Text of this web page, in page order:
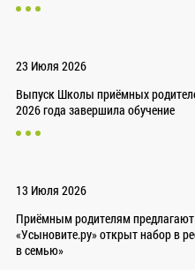
23 Июля 2026
Выпуск Школы приёмных
2026 года завершила обучение
13 Июля 2026
Приёмным родителям
«Усыновите.ру» открыт набор в
в семью»